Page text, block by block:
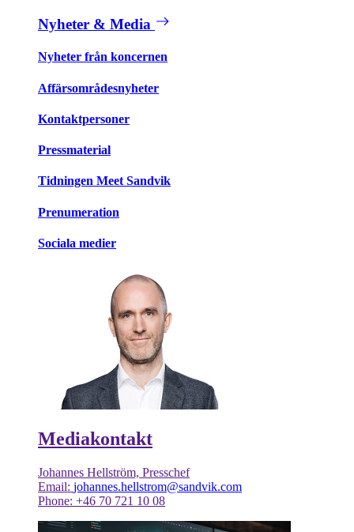
Nyheter & Media
Nyheter från koncernen
Affärsområdesnyheter
Kontaktpersoner
Pressmaterial
Tidningen Meet Sandvik
Prenumeration
Sociala medier
Mediakontakt
Johannes Hellström, Presschef
Email: johannes.hellstrom@sandvik.com
Phone: +46 70 721 10 08